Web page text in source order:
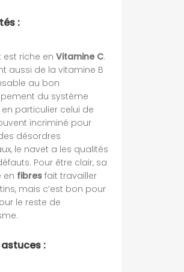
:
est riche en Vitamine C.
aussi de la vitamine B
au bon
du système
en particulier celui de
incriminé pour
désordres
le navet a les qualités
Pour être clair, sa
en fibres fait travailler
mais c’est bon pour
le reste de
: